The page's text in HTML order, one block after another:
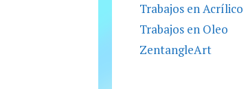
Trabajos en Acrílico
Trabajos en Oleo
ZentangleArt